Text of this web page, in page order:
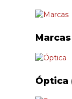
Marcas
Óptica